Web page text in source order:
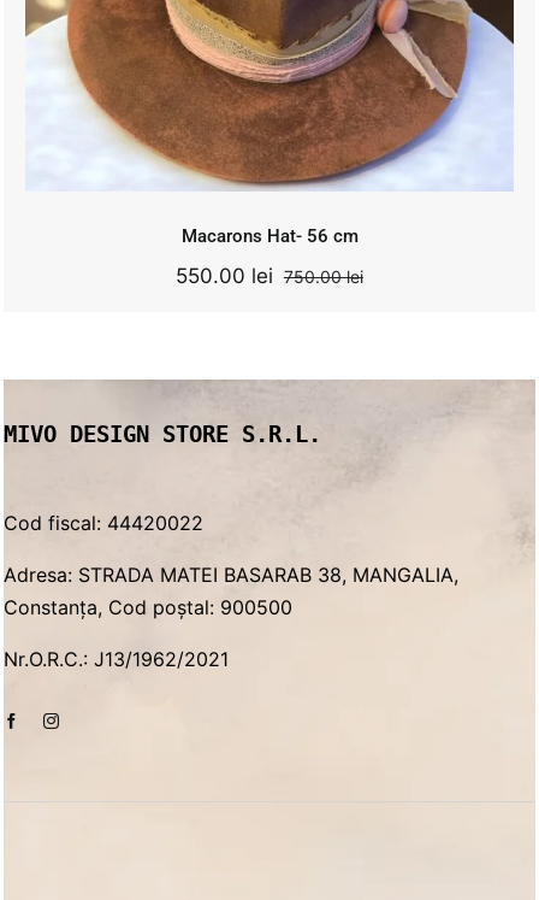
750.00lei
price
was:
750.00 lei.
550.00leiCurrent
price
is:
550.00 lei.
Add to cartDetails
Macarons Hat- 56 cm
750.00leiOriginal
550.00 lei
Current
MIVO DESIGN STORE S.R.L.
Cod fiscal: 44420022
Adresa: STRADA MATEI BASARAB 38, MANGALIA,
Constanța, Cod poștal: 900500
Nr.O.R.C.: J13/1962/2021